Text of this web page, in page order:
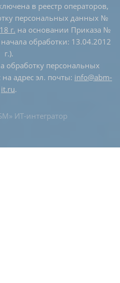
в реестр операторов,
персональных данных №
г. на основании Приказа №
обработки: 13.04.2012
г.).
обработку персональных
адрес эл. почты: info@abm-
it.ru.
ИТ-интегратор